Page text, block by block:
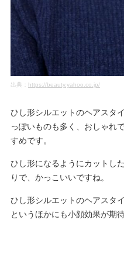
出典： https://beauty.yahoo.co.jp/
ひし形シルエットのヘアスタ
っぽいものも多く、おしゃれ
すめです。
ひし形になるようにカットし
りで、かっこいいですね。
ひし形シルエットのヘアスタ
というほかにも小顔効果が期